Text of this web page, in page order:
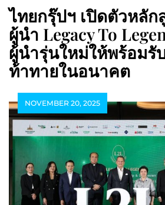
ไทยกรุ๊ปฯ เปิดตัวหลัก
ผู้นำ Legacy To
ผู้นำรุ่นใหม่ให้พร้อมรั
ท้าทายในอนาคต
NOVEMBER 20, 2025